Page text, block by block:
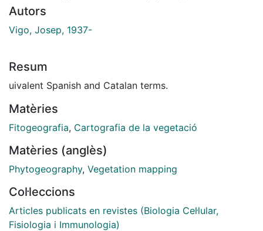
Autors
Vigo, Josep, 1937-
Resum
uivalent Spanish and Catalan terms.
Matèries
Fitogeografia, Cartografia de la vegetació
Matèries (anglès)
Phytogeography, Vegetation mapping
Col·leccions
Articles publicats en revistes (Biologia Cel·lular,
Fisiologia i Immunologia)